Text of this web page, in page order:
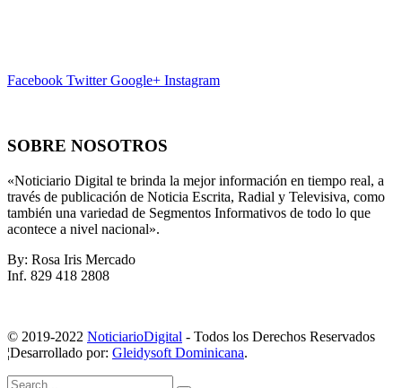
Facebook Twitter Google+ Instagram
SOBRE NOSOTROS
«Noticiario Digital te brinda la mejor información en tiempo real, a
través de publicación de Noticia Escrita, Radial y Televisiva, como
también una variedad de Segmentos Informativos de todo lo que
acontece a nivel nacional».
By: Rosa Iris Mercado
Inf. 829 418 2808
© 2019-2022 NoticiarioDigital - Todos los Derechos Reservados
¦Desarrollado por: Gleidysoft Dominicana.